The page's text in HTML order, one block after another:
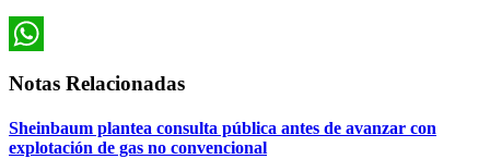
Notas Relacionadas
Sheinbaum plantea consulta pública antes de avanzar con
explotación de gas no convencional